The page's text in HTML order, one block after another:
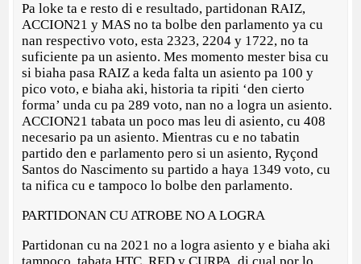
Pa loke ta e resto di e resultado, partidonan RAIZ,
ACCION21 y MAS no ta bolbe den parlamento ya cu
nan respectivo voto, esta 2323, 2204 y 1722, no ta
suficiente pa un asiento. Mes momento mester bisa cu
si biaha pasa RAIZ a keda falta un asiento pa 100 y
pico voto, e biaha aki, historia ta ripiti ‘den cierto
forma’ unda cu pa 289 voto, nan no a logra un asiento.
ACCION21 tabata un poco mas leu di asiento, cu 408
necesario pa un asiento. Mientras cu e no tabatin
partido den e parlamento pero si un asiento, Ryçond
Santos do Nascimento su partido a haya 1349 voto, cu
ta nifica cu e tampoco lo bolbe den parlamento.
PARTIDONAN CU ATROBE NO A LOGRA
Partidonan cu na 2021 no a logra asiento y e biaha aki